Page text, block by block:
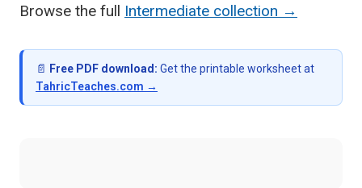
Browse the full Intermediate collection →
📄 Free PDF download: Get the printable worksheet at
TahricTeaches.com →